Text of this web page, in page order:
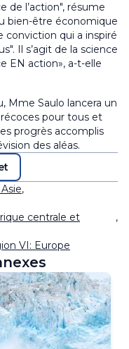
de l’action", résume
bien-être économique
conviction qui a inspiré
Il s’agit de la science
EN action», a-t-elle
Mme Saulo lancera un
pour tous et
progrès accomplis
des aléas.
,
centrale et
,
VI: Europe